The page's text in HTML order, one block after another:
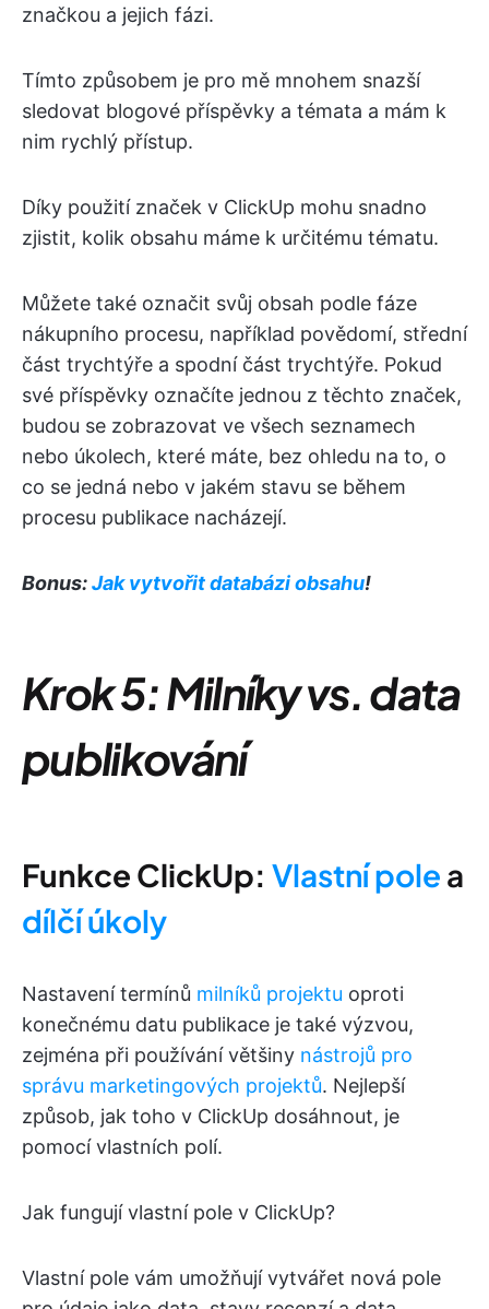
značkou a jejich fázi.
Tímto způsobem je pro mě mnohem snazší
sledovat blogové příspěvky a témata a mám k
nim rychlý přístup.
Díky použití značek v ClickUp mohu snadno
zjistit, kolik obsahu máme k určitému tématu.
Můžete také označit svůj obsah podle fáze
nákupního procesu, například povědomí, střední
část trychtýře a spodní část trychtýře. Pokud
své příspěvky označíte jednou z těchto značek,
budou se zobrazovat ve všech seznamech
nebo úkolech, které máte, bez ohledu na to, o
co se jedná nebo v jakém stavu se během
procesu publikace nacházejí.
Bonus:Jak vytvořit databázi obsahu!
Krok 5: Milníky vs. data
publikování
Funkce ClickUp: Vlastní pole a
dílčí úkoly
Nastavení termínů milníků projektu oproti
konečnému datu publikace je také výzvou,
zejména při používání většiny nástrojů pro
správu marketingových projektů. Nejlepší
způsob, jak toho v ClickUp dosáhnout, je
pomocí vlastních polí.
Jak fungují vlastní pole v ClickUp?
Vlastní pole vám umožňují vytvářet nová pole